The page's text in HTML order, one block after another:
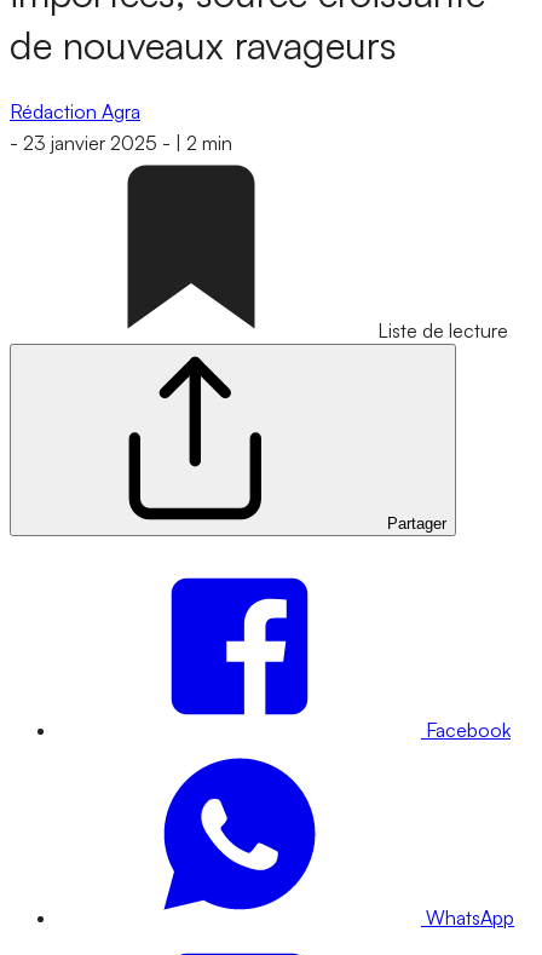
de nouveaux ravageurs
Rédaction Agra
- 23 janvier 2025 - 2 min
Liste de lecture
Partager
Facebook
WhatsApp